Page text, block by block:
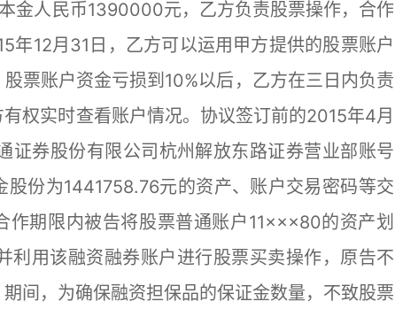
金人民币1390000元，乙方负责股票操作，合作
年12月31日，乙方可以运用甲方提供的股票账户
票账户资金亏损到10%以后，乙方在三日内负责
权实时查看账户情况。协议签订前的2015年4月
证券股份有限公司杭州解放东路证券营业部账号
份为1441758.76元的资产、账户交易密码等交
作期限内被告将股票普通账户11×××80的资产划
利用该融资融券账户进行股票买卖操作，原告不
间，为确保融资担保品的保证金数量，不致股票